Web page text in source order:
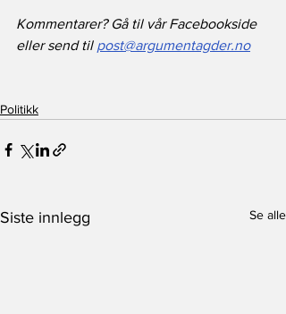
Kommentarer? Gå til vår Facebookside
eller send til post@argumentagder.no
Politikk
Siste innlegg Se alle